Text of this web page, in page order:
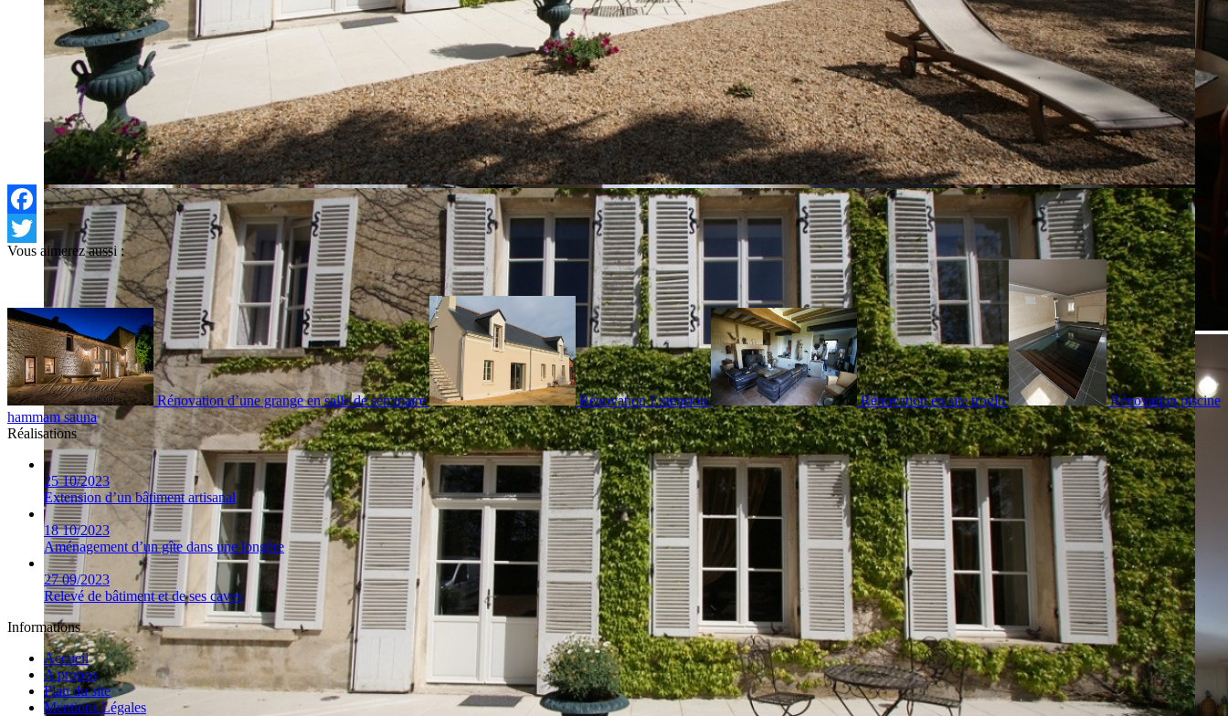
Facebook
Twitter
Vous aimerez aussi :
Rénovation d’une grange en salle de séminaire Rénovation Extension Rénovation en site troglo
Rénovation piscine
hammam sauna
Réalisations
25 10/2023
Extension d’un bâtiment artisanal
18 10/2023
Aménagement d’un gîte dans une longère
27 09/2023
Relevé de bâtiment et de ses caves
Informations
Accueil
A propos
Plan du site
Mentions Légales